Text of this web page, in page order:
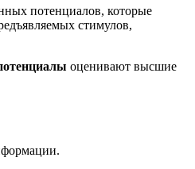
потенциалов, которые
стимулов,
оценивают высшие